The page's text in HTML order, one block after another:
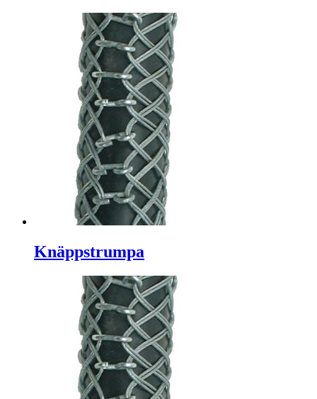
Knäppstrumpa